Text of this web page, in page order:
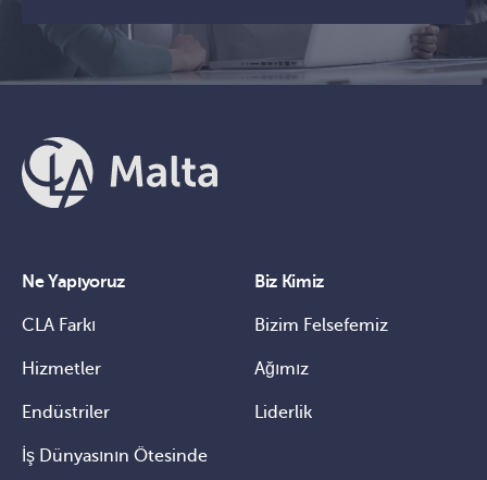
Ne Yapıyoruz
CLA Farkı
Hizmetler
Endüstriler
İş Dünyasının Ötesinde
Biz Kimiz
Bizim Felsefemiz
Ağımız
Liderlik